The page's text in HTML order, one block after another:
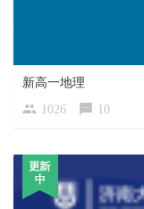
新高一地理
1026
10